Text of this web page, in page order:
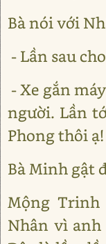
Bà nói với
- Lần sau
- Xe gắn
người. Lần
Phong thôi ạ!
Bà Minh gật
Mộng
Nhân vì anh